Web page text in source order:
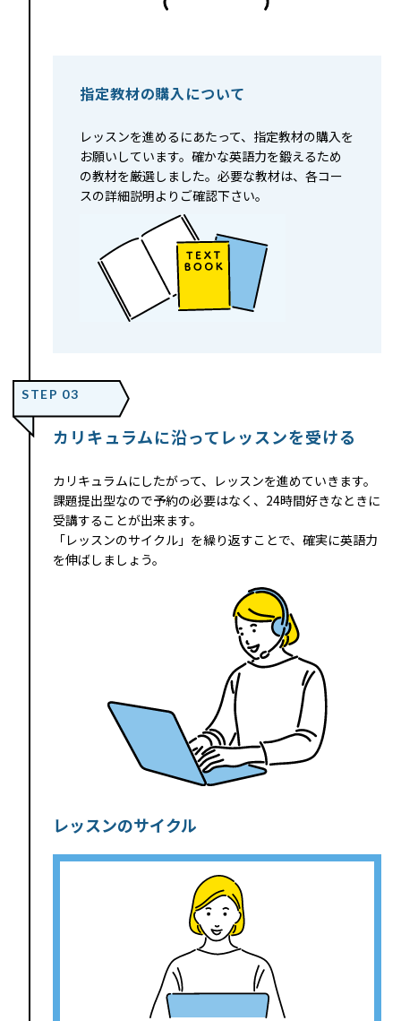
指定教材の購入について
レッスンを進めるにあたって、指定教材の購入を
お願いしています。確かな英語力を鍛えるため
の教材を厳選しました。必要な教材は、各コー
スの詳細説明よりご確認下さい。
STEP 03
カリキュラムに沿ってレッスンを受ける
カリキュラムにしたがって、レッスンを進めていきます。
課題提出型なので予約の必要はなく、24時間好きなときに
受講することが出来ます。
「レッスンのサイクル」を繰り返すことで、確実に英語力
を伸ばしましょう。
レッスンのサイクル